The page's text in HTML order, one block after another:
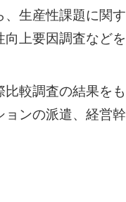
、生産性課題に関
上要因調査などを
比較調査の結果を
ョンの派遣、経営